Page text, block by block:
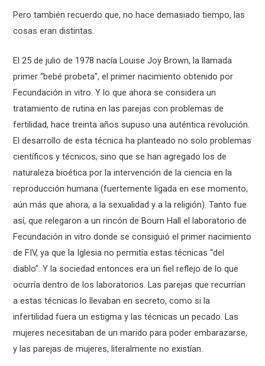
Pero también recuerdo que, no hace demasiado tiempo, las
cosas eran distintas.
El 25 de julio de 1978 nacía Louise Joy Brown, la llamada
primer “bebé probeta”, el primer nacimiento obtenido por
Fecundación in vitro. Y lo que ahora se considera un
tratamiento de rutina en las parejas con problemas de
fertilidad, hace treinta años supuso una auténtica revolución.
El desarrollo de esta técnica ha planteado no solo problemas
científicos y técnicos, sino que se han agregado los de
naturaleza bioética por la intervención de la ciencia en la
reproducción humana (fuertemente ligada en ese momento,
aún más que ahora, a la sexualidad y a la religión). Tanto fue
así, que relegaron a un rincón de Bourn Hall el laboratorio de
Fecundación in vitro donde se consiguió el primer nacimiento
de FIV, ya que la Iglesia no permitía estas técnicas “del
diablo”. Y la sociedad entonces era un fiel reflejo de lo que
ocurría dentro de los laboratorios. Las parejas que recurrían
a estas técnicas lo llevaban en secreto, como si la
infertilidad fuera un estigma y las técnicas un pecado. Las
mujeres necesitaban de un marido para poder embarazarse,
y las parejas de mujeres, literalmente no existían.